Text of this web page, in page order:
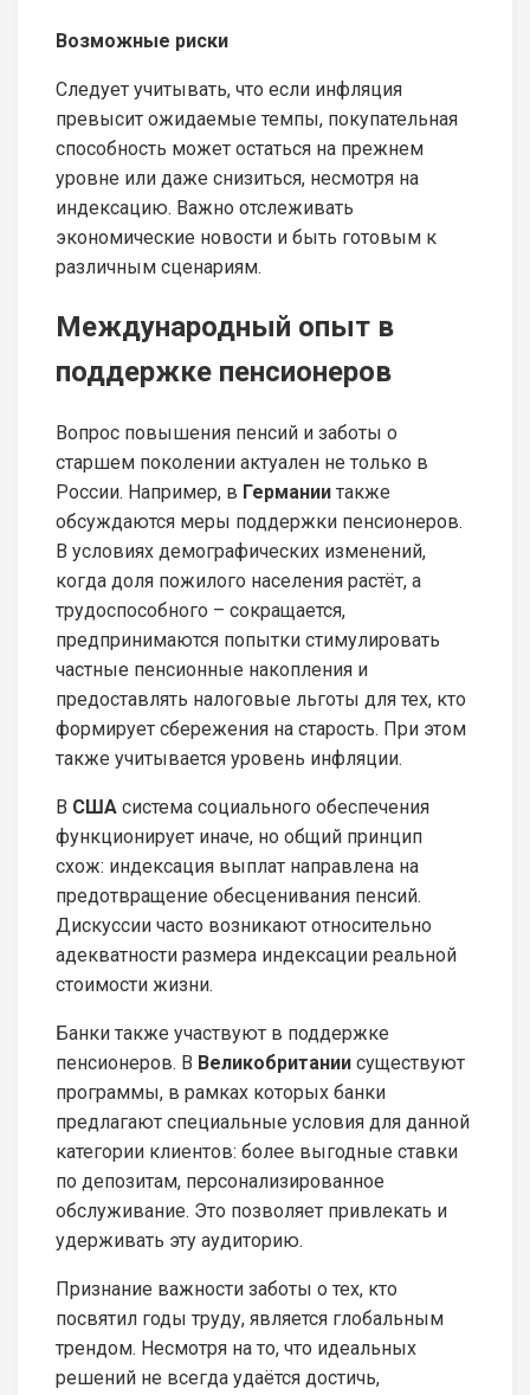
Возможные риски
Следует учитывать, что если инфляция
превысит ожидаемые темпы, покупательная
способность может остаться на прежнем
уровне или даже снизиться, несмотря на
индексацию. Важно отслеживать
экономические новости и быть готовым к
различным сценариям.
Международный опыт в
поддержке пенсионеров
Вопрос повышения пенсий и заботы о
старшем поколении актуален не только в
России. Например, в Германии также
обсуждаются меры поддержки пенсионеров.
В условиях демографических изменений,
когда доля пожилого населения растёт, а
трудоспособного – сокращается,
предпринимаются попытки стимулировать
частные пенсионные накопления и
предоставлять налоговые льготы для тех, кто
формирует сбережения на старость. При этом
также учитывается уровень инфляции.
В США система социального обеспечения
функционирует иначе, но общий принцип
схож: индексация выплат направлена на
предотвращение обесценивания пенсий.
Дискуссии часто возникают относительно
адекватности размера индексации реальной
стоимости жизни.
Банки также участвуют в поддержке
пенсионеров. В Великобритании существуют
программы, в рамках которых банки
предлагают специальные условия для данной
категории клиентов: более выгодные ставки
по депозитам, персонализированное
обслуживание. Это позволяет привлекать и
удерживать эту аудиторию.
Признание важности заботы о тех, кто
посвятил годы труду, является глобальным
трендом. Несмотря на то, что идеальных
решений не всегда удаётся достичь,